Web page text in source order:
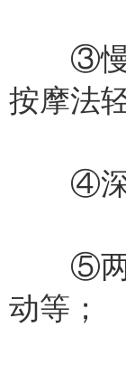
③慢慢
按摩法
④深吸
⑤两手
动等；